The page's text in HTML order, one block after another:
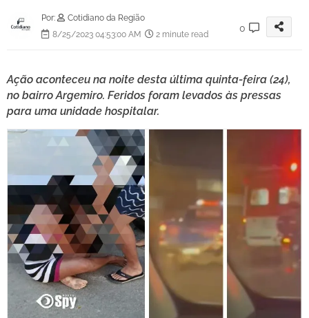
Por:
Cotidiano da Região
8/25/2023 04:53:00 AM
2 minute read
0
Ação aconteceu na noite desta última quinta-feira (24),
no bairro Argemiro. Feridos foram levados às pressas
para uma unidade hospitalar.